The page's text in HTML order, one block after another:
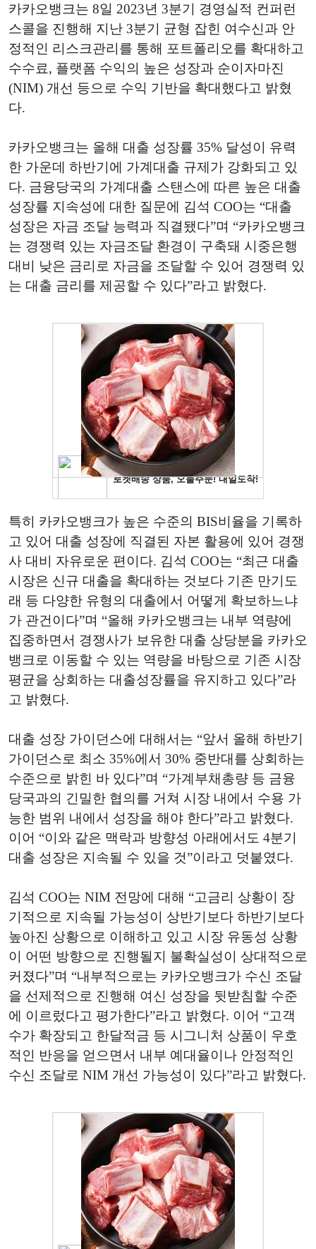
카카오뱅크는 8일 2023년 3분기 경영실적 컨퍼런
스콜을 진행해 지난 3분기 균형 잡힌 여수신과 안
정적인 리스크관리를 통해 포트폴리오를 확대하고
수수료, 플랫폼 수익의 높은 성장과 순이자마진
(NIM) 개선 등으로 수익 기반을 확대했다고 밝혔
다.
카카오뱅크는 올해 대출 성장률 35% 달성이 유력
한 가운데 하반기에 가계대출 규제가 강화되고 있
다. 금융당국의 가계대출 스탠스에 따른 높은 대출
성장률 지속성에 대한 질문에 김석 COO는 “대출
성장은 자금 조달 능력과 직결됐다”며 “카카오뱅크
는 경쟁력 있는 자금조달 환경이 구축돼 시중은행
대비 낮은 금리로 자금을 조달할 수 있어 경쟁력 있
는 대출 금리를 제공할 수 있다”라고 밝혔다.
특히 카카오뱅크가 높은 수준의 BIS비율을 기록하
고 있어 대출 성장에 직결된 자본 활용에 있어 경쟁
사 대비 자유로운 편이다. 김석 COO는 “최근 대출
시장은 신규 대출을 확대하는 것보다 기존 만기도
래 등 다양한 유형의 대출에서 어떻게 확보하느냐
가 관건이다”며 “올해 카카오뱅크는 내부 역량에
집중하면서 경쟁사가 보유한 대출 상당분을 카카오
뱅크로 이동할 수 있는 역량을 바탕으로 기존 시장
평균을 상회하는 대출성장률을 유지하고 있다”라
고 밝혔다.
대출 성장 가이던스에 대해서는 “앞서 올해 하반기
가이던스로 최소 35%에서 30% 중반대를 상회하는
수준으로 밝힌 바 있다”며 “가계부채총량 등 금융
당국과의 긴밀한 협의를 거쳐 시장 내에서 수용 가
능한 범위 내에서 성장을 해야 한다”라고 밝혔다.
이어 “이와 같은 맥락과 방향성 아래에서도 4분기
대출 성장은 지속될 수 있을 것”이라고 덧붙였다.
김석 COO는 NIM 전망에 대해 “고금리 상황이 장
기적으로 지속될 가능성이 상반기보다 하반기보다
높아진 상황으로 이해하고 있고 시장 유동성 상황
이 어떤 방향으로 진행될지 불확실성이 상대적으로
커졌다”며 “내부적으로는 카카오뱅크가 수신 조달
을 선제적으로 진행해 여신 성장을 뒷받침할 수준
에 이르렀다고 평가한다”라고 밝혔다. 이어 “고객
수가 확장되고 한달적금 등 시그니처 상품이 우호
적인 반응을 얻으면서 내부 예대율이나 안정적인
수신 조달로 NIM 개선 가능성이 있다”라고 밝혔다.